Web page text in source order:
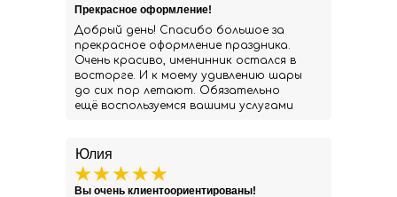
Юлия
Вы очень клиентоориентированы!
Добрый день! Спасибо большое за
прекрасное оформление праздника.
Очень красиво, именинник остался в
восторге. И к моему удивлению шары
до сих пор летают. Обязательно
ещё воспользуемся вашими услугами
Прекрасное оформление!